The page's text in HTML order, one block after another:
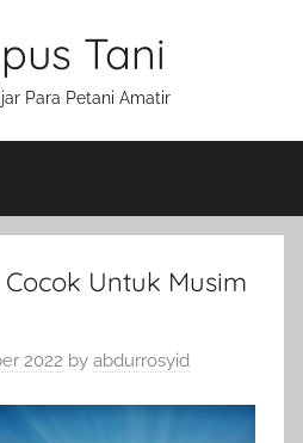
Tani
Para Petani Amatir
Untuk Musim
2022 by abdurrosyid